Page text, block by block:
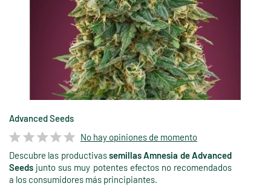
Advanced Seeds
No hay opiniones de momento
Descubre las productivassemillas Amnesia de Advanced
Seeds junto sus muy potentes efectos no recomendados
a los consumidores más principiantes.